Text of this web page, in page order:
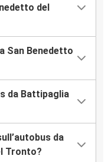
del
San Benedetto
da Battipaglia
da
Tronto?